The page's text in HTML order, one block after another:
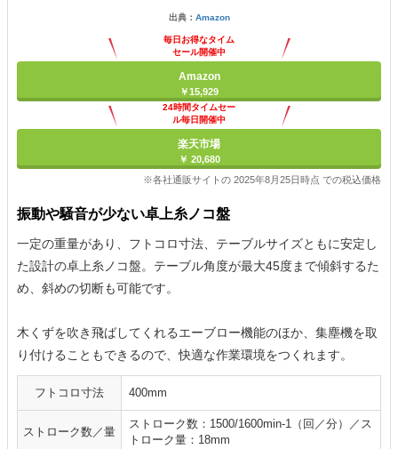
出典： Amazon
毎日お得なタイム
セール開催中
Amazon
￥15,929
24時間タイムセー
ル毎日開催中
楽天市場
￥ 20,680
※各社通販サイトの 2025年8月25日時点 での税込価格
振動や騒音が少ない卓上糸ノコ盤
一定の重量があり、フトコロ寸法、テーブルサイズともに安定し
た設計の卓上糸ノコ盤。テーブル角度が最大45度まで傾斜するた
め、斜めの切断も可能です。
木くずを吹き飛ばしてくれるエーブロー機能のほか、集塵機を取
り付けることもできるので、快適な作業環境をつくれます。
フトコロ寸法 400mm
ストローク数／量
ストローク数：1500/1600min-1（回／分）／ス
トローク量：18mm